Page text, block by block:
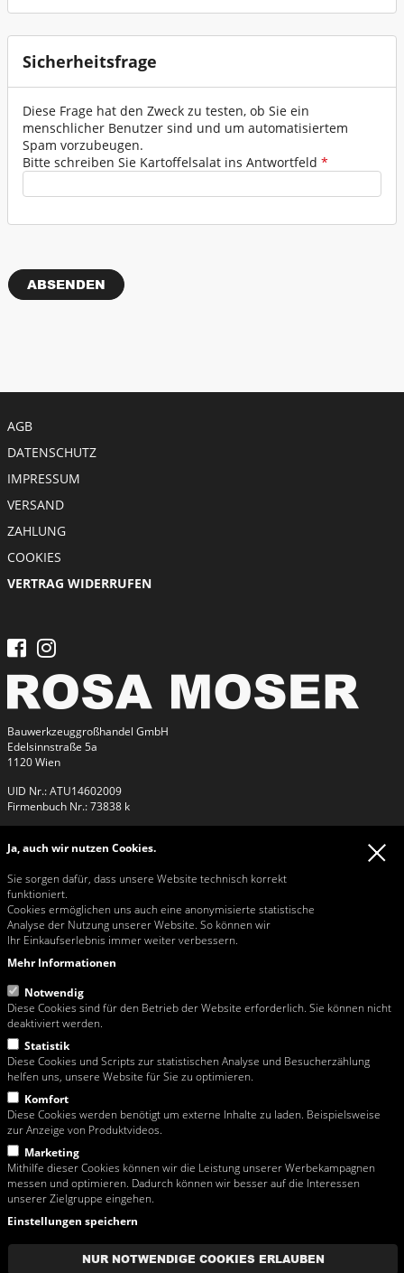
Ja, auch wir nutzen Cookies.
Sie sorgen dafür, dass unsere Website technisch korrekt
funktioniert.
Cookies ermöglichen uns auch eine anonymisierte statistische
Analyse der Nutzung unserer Website. So können wir
Ihr Einkaufserlebnis immer weiter verbessern.
Mehr Informationen
Notwendig
Diese Cookies sind für den Betrieb der Website erforderlich. Sie können nicht
deaktiviert werden.
Statistik
Diese Cookies und Scripts zur statistischen Analyse und Besucherzählung
helfen uns, unsere Website für Sie zu optimieren.
Komfort
Diese Cookies werden benötigt um externe Inhalte zu laden. Beispielsweise
zur Anzeige von Produktvideos.
Marketing
Mithilfe dieser Cookies können wir die Leistung unserer Werbekampagnen
messen und optimieren. Dadurch können wir besser auf die Interessen
unserer Zielgruppe eingehen.
Einstellungen speichern
NUR NOTWENDIGE COOKIES ERLAUBEN
Verkehrszeichen - Schilder
Werkzeuge - Werkstatt
Sicherheitsfrage
Diese Frage hat den Zweck zu testen, ob Sie ein
menschlicher Benutzer sind und um automatisiertem
Spam vorzubeugen.
Bitte schreiben Sie Kartoffelsalat ins Antwortfeld *
Meta menu
AGB
DATENSCHUTZ
IMPRESSUM
VERSAND
ZAHLUNG
COOKIES
VERTRAG WIDERRUFEN
Bauwerkzeuggroßhandel GmbH
Edelsinnstraße 5a
1120 Wien
UID Nr.: ATU14602009
Firmenbuch Nr.: 73838 k
Kontakt
Fax: +43 / 1 / 815 42 32
Email:rosa@rosa-moser.at
Web:www.rosa-moser.at
Öffnungszeiten Büro & Verkauf
Mo - Mi 07:00-11:45 und 13:00-16:30
Fr 07:00-11:45
Link zur Streitbelegungsplattform der EU-Kommission
Diese Website richtet sich ausschließlich an Unternehmen.
Lieferungen in Wien erfolgen ab einem Netto (exkl. MwSt.!) Warenwert von
EUR 150,00 frei Haus. Tippfehler und Preisänderungen vorbehalten.
Sämtliche Abbildungen und Fotographien sind urheberrechtlich geschützt und
dürfen nur unter ausdrücklicher Zustimmung der Rosa Moser
Bauwerkzeuggrosshandel GmbH vervielfältigt oder verwendet werden.
Die Waren verbleiben im Eigentum der Rosa Moser
Kaufpreises.
Kunden ohne Lieferscheinkonto müssen beim Entleihen von Mietgeräten eine